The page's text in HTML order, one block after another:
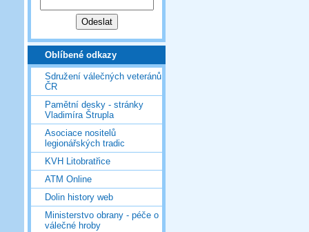
Oblíbené odkazy
Sdružení válečných veteránů
ČR
Pamětní desky - stránky
Vladimíra Štrupla
Asociace nositelů
legionářských tradic
KVH Litobratřice
ATM Online
Dolin history web
Ministerstvo obrany - péče o
válečné hroby